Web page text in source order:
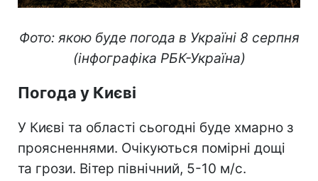
Фото: якою буде погода в Україні 8 серпня
(інфографіка РБК-Україна)
Погода у Києві
У Києві та області сьогодні буде хмарно з
проясненнями. Очікуються помірні дощі
та грози. Вітер північний, 5-10 м/с.